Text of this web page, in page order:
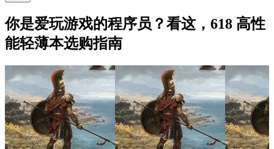
你是爱玩游戏的程序员？看这，618 高性
能轻薄本选购指南